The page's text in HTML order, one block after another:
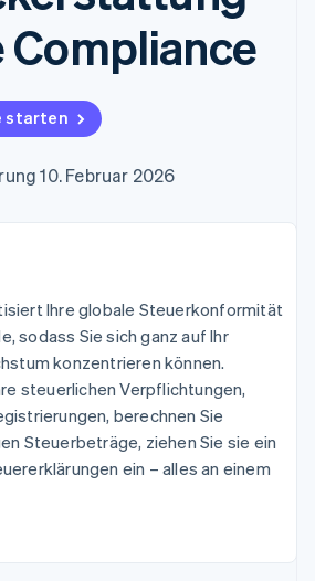
Data Pipeline
Datensynchronisierung
Unternehmen
und
Sektor
auf
der
um
ausgeben: So
Integrationen
Beispiele
Blog
Status
Roadmap
Sessions
Press
Compliance
starten
10. Februar 2026
Ihre globale Steuerkonformität
sodass Sie sich ganz auf Ihr
konzentrieren können.
steuerlichen Verpflichtungen,
berechnen Sie
Steuerbeträge, ziehen Sie sie ein
ein – alles an einem